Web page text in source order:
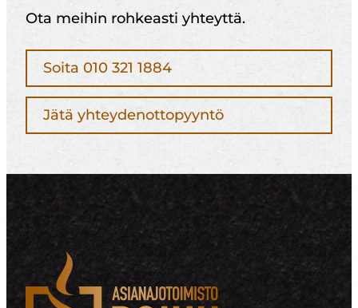
Ota meihin rohkeasti yhteyttä.
Soita 010 321 1884
Jätä yhteydenottopyyntö